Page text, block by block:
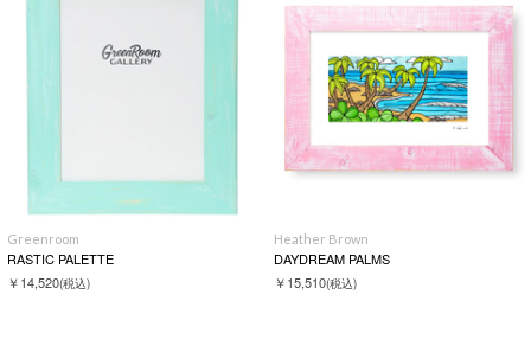
Greenroom
RASTIC PALETTE
￥14,520(税込)
Heather Brown
DAYDREAM PALMS
￥15,510(税込)